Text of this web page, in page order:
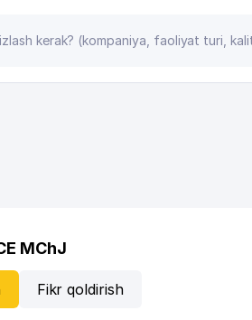
MChJ
Fikr qoldirish